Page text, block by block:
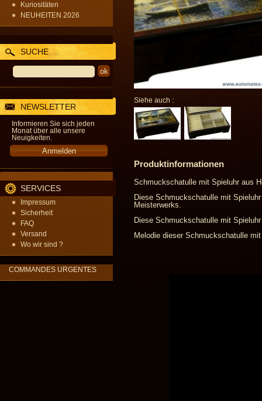
Kuriositäten
NEUHEITEN 2026
SUCHE
NEWSLETTER
Informieren Sie sich jeden
Monat über alle unsere
Neuigkeiten.
SERVICES
Impressum
Sicherheit
FAQ
Versand
Wo wir sind ?
COMMANDES URGENTES
Siehe auch :
Produktinformationen
Schmuckschatulle mit Spieluhr aus
Diese Schmuckschatulle mit
Meisterwerks.
Diese Schmuckschatulle mit
Melodie dieser Schmuckschatulle